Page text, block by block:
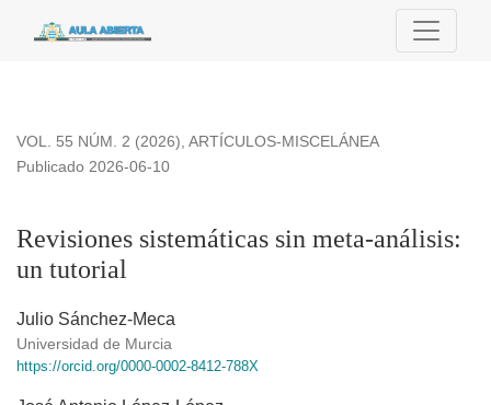
Revisiones sistemáticas sin meta-análisis: un tutorial
VOL. 55 NÚM. 2 (2026), ARTÍCULOS-MISCELÁNEA
Revisiones sistemáticas sin meta-análisis:
un tutorial
Publicado 2026-06-10
Julio Sánchez-Meca
Universidad de Murcia
https://orcid.org/0000-0002-8412-788X